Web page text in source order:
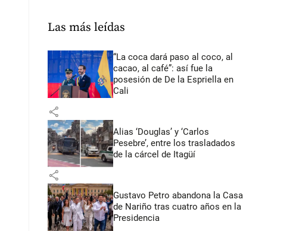
Las más leídas
“La coca dará paso al coco, al
cacao, al café”: así fue la
posesión de De la Espriella en
Cali
share
Alias ‘Douglas’ y ‘Carlos
Pesebre’, entre los trasladados
de la cárcel de Itagüí
share
Gustavo Petro abandona la Casa
de Nariño tras cuatro años en la
Presidencia